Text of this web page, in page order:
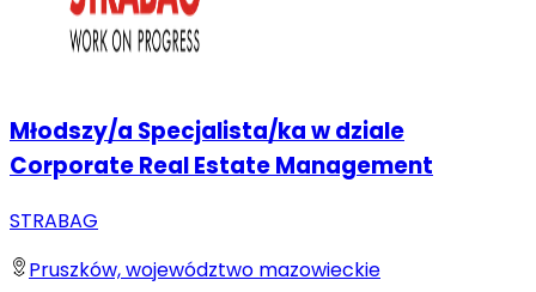
Młodszy/a Specjalista/ka w dziale
Corporate Real Estate Management
STRABAG
Pruszków, województwo mazowieckie